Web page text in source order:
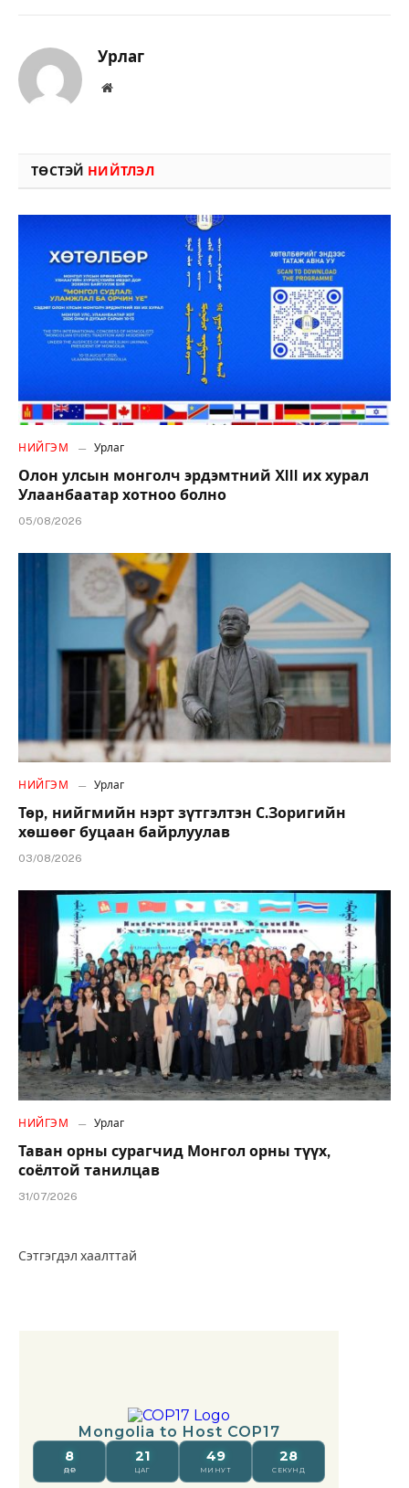
Урлаг
Вэбсайт
ТӨСТЭЙ НИЙТЛЭЛ
НИЙГЭМ Урлаг
Олон улсын монголч эрдэмтний XIII их хурал
Улаанбаатар хотноо болно
05/08/2026
НИЙГЭМ Урлаг
Төр, нийгмийн нэрт зүтгэлтэн С.Зоригийн
хөшөөг буцаан байрлуулав
03/08/2026
НИЙГЭМ Урлаг
Таван орны сурагчид Монгол орны түүх,
соёлтой танилцав
31/07/2026
Сэтгэгдэл хаалттай